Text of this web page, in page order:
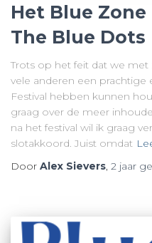
Het Blue
The Blue Dots
Trots op het feit dat we met
vele anderen een prachtige
Festival hebben kunnen
graag over de meer
na het festival wil ik graag
slotakkoord. Juist omdat
Door Alex Sievers, 2 jaar